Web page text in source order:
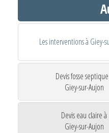
Les interventions à Giey-
Devis fosse
Giey-sur-Aujon
Devis eau claire à
Giey-sur-Aujon